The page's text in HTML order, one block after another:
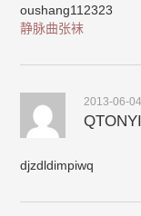
oushang112323
静脉曲张袜
2013-06-04
djzdldimpiwq